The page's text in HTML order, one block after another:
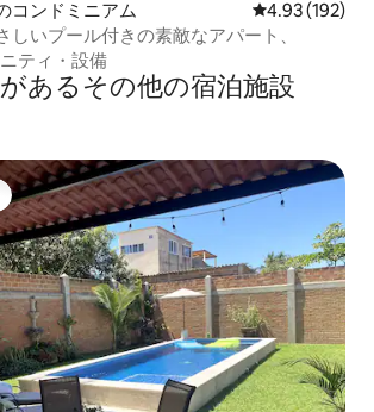
コンドミニアム レビュー192
4.93 (192)
しいプール付きの素敵なアパート、
ティ・設備
あるその他の宿泊施設